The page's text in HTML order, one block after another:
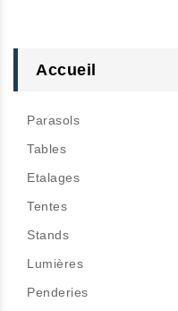
Accueil
Parasols
Tables
Etalages
Tentes
Stands
Lumières
Penderies